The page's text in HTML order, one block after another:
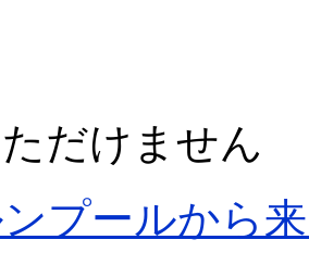
だけません
プールから